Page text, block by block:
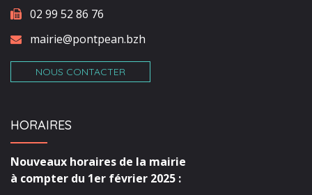
02 99 52 86 76
mairie@pontpean.bzh
NOUS CONTACTER
HORAIRES
Nouveaux horaires de la mairie
à compter du 1er février 2025 :